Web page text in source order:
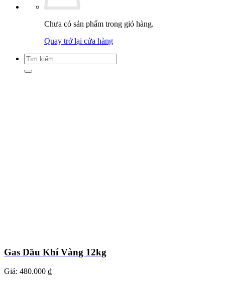
Chưa có sản phẩm trong giỏ hàng.
Quay trở lại cửa hàng
Tìm
kiếm:
Gas Dầu Khí Vàng 12kg
Giá: 480.000 ₫